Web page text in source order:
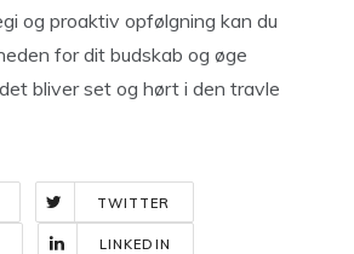
og proaktiv opfølgning kan du
for dit budskab og øge
bliver set og hørt i den travle
TWITTER
LINKEDIN